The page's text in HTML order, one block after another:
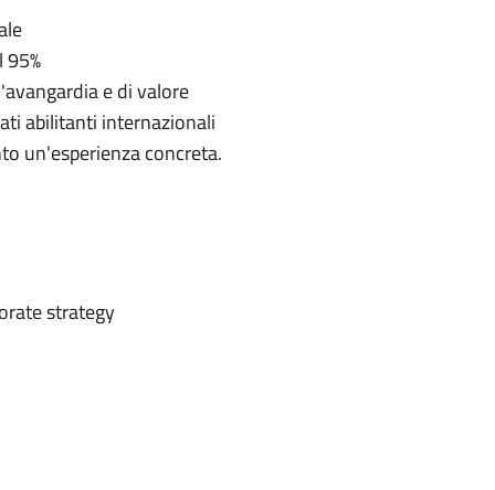
e di valore
abilitanti internazionali
un'esperienza concreta.
strategy